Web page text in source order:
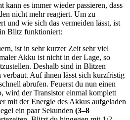
es immer wieder passieren, dass
nicht mehr reagiert. Um zu
und wie sich das vermeiden lässt, ist
Blitz funktioniert:
ist in sehr kurzer Zeit sehr viel
Akku ist nicht in der Lage, so
Deshalb sind in Blitzen
verbaut. Auf ihnen lässt sich kurzfristig
abrufen. Feuerst du nun einen
wird der Transistor einmal komplett
mit der Energie des Akkus aufgeladen
ein paar Sekunden (3–8